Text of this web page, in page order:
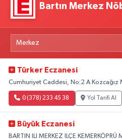
Bartın Merkez
Türker Eczanesi
Cumhuriyet Caddesi, No:2 A Kozcağız
0 (378) 233 45 38 Yol Tarifi Al
Büyük Eczanesi
BARTIN ILI MERKEZ ILÇE